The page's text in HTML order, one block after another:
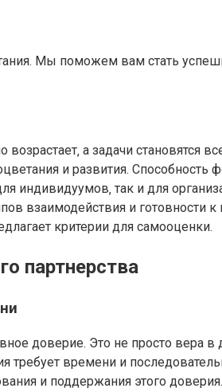
Мы поможем вам стать
а задачи становятся
и развития.
индивидуумов‚ так и для
взаимодействия и
критерии для самооценки.
партнерства
доверие. Это не просто вера в
требует времени и
и поддержания этого